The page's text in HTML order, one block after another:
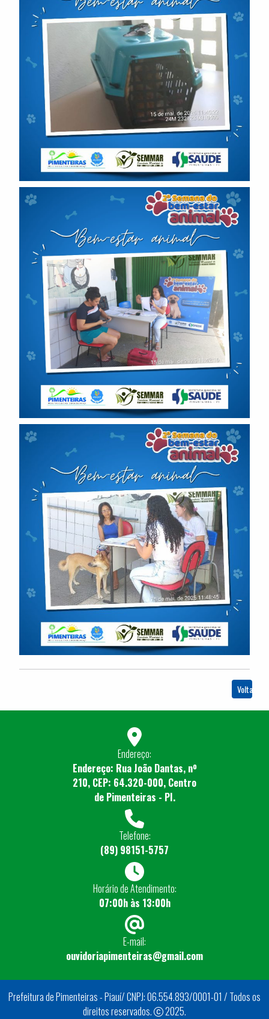
Voltar
Endereço:
Endereço: Rua João Dantas, nº
210, CEP: 64.320-000, Centro
de Pimenteiras - PI.
Telefone:
(89) 98151-5757
Horário de Atendimento:
07:00h às 13:00h
E-mail:
ouvidoriapimenteiras@gmail.com
Prefeitura de Pimenteiras - Piauí/ CNPJ: 06.554.893/0001-01 / Todos os
direitos reservados.
2025.